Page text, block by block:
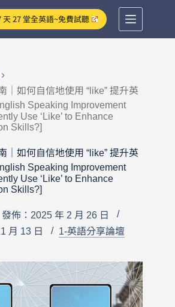
天 27 堂全英語~免費試聽
｜如何自信地使用 “like” 提升英
Speaking Improvement
Use ‘Like’ to Enhance
Skills?]
｜如何自信地使用 “like” 提升英
Speaking Improvement
Use ‘Like’ to Enhance
Skills?]
發佈：2025 年 2 月 26 日
月 13 日
1-英語分享論壇